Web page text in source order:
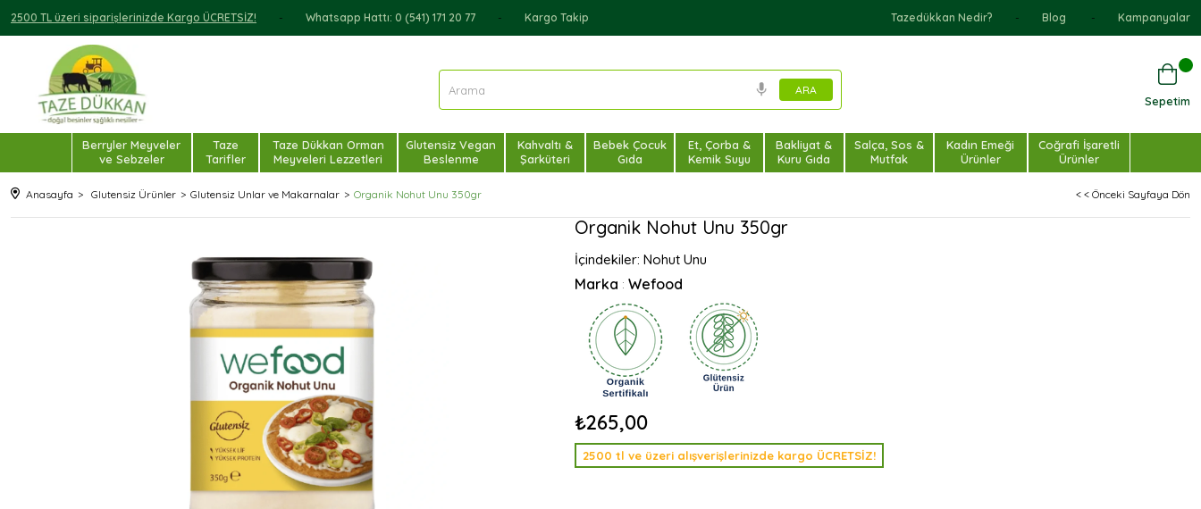
2500 TL üzeri siparişlerinizde Kargo ÜCRETSİZ! Whatsapp Hattı: 0 (541) 171 20 77 Kargo Takip Tazedükkan Nedir? Blog Kampanyalar
Sepetim
Berryler Meyveler
ve Sebzeler
Taze
Tarifler
Taze Dükkan Orman
Meyveleri Lezzetleri
Glutensiz Vegan
Beslenme
Kahvaltı &
Şarküteri
Bebek Çocuk
Gıda
Et, Çorba &
Kemik Suyu
Bakliyat &
Kuru Gıda
Salça, Sos &
Mutfak
Kadın Emeği
Ürünler
Coğrafi İşaretli
Ürünler
Anasayfa Glutensiz Ürünler Glutensiz Unlar ve Makarnalar Organik Nohut Unu 350gr < < Önceki Sayfaya Dön
Organik Nohut Unu 350gr
İçindekiler: Nohut Unu
Marka : Wefood
₺265,00
2500 tl ve üzeri alışverişlerinizde kargo ÜCRETSİZ!